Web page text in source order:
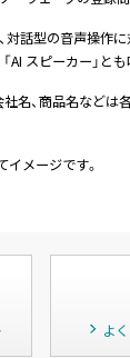
対話型の音声操作
AI スピーカー」とも
名、商品名などは
メージです。
よ